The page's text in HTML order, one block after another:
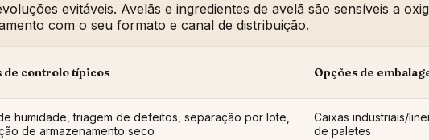
evitáveis. Avelãs e ingredientes de avelã são sensíveis a
com o seu formato e canal de distribuição.
de controlo típicos Opções de
humidade, triagem de defeitos, separação por lote,
de armazenamento seco
Caixas industriais/
de paletes